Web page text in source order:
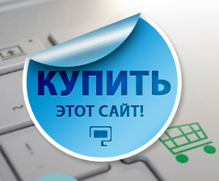
Перейти
содержимому